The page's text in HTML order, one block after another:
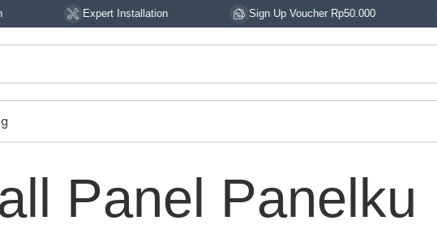
Expert Installation Sign Up Voucher Rp50.000 14+
Panel Panelku